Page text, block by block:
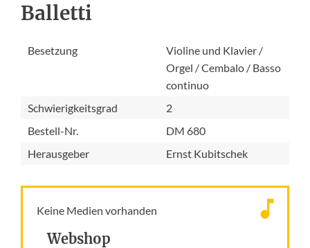
Balletti
Besetzung
Violine und Klavier /
Orgel / Cembalo / Basso
continuo
Schwierigkeitsgrad
2
Bestell-Nr.
DM 680
Herausgeber
Ernst Kubitschek
Keine Medien vorhanden
Webshop